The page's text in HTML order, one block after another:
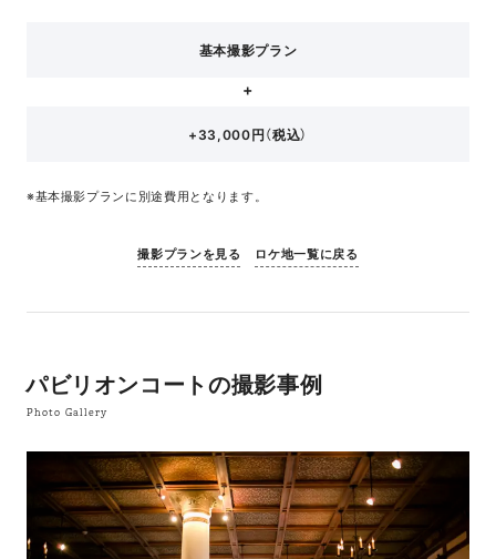
基本撮影プラン
+33,000円（税込）
※基本撮影プランに別途費用となります。
撮影プランを見る ロケ地一覧に戻る
パビリオンコートの撮影事例
Photo Gallery